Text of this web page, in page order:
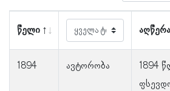
წელი აღწერა
1894 ავტორობა
1894